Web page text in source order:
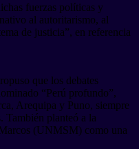
fuerzas políticas y
al autoritarismo, al
de justicia”, en referencia
que los debates
“Perú profundo”,
Arequipa y Puno, siempre
También planteó a la
(UNMSM) como una